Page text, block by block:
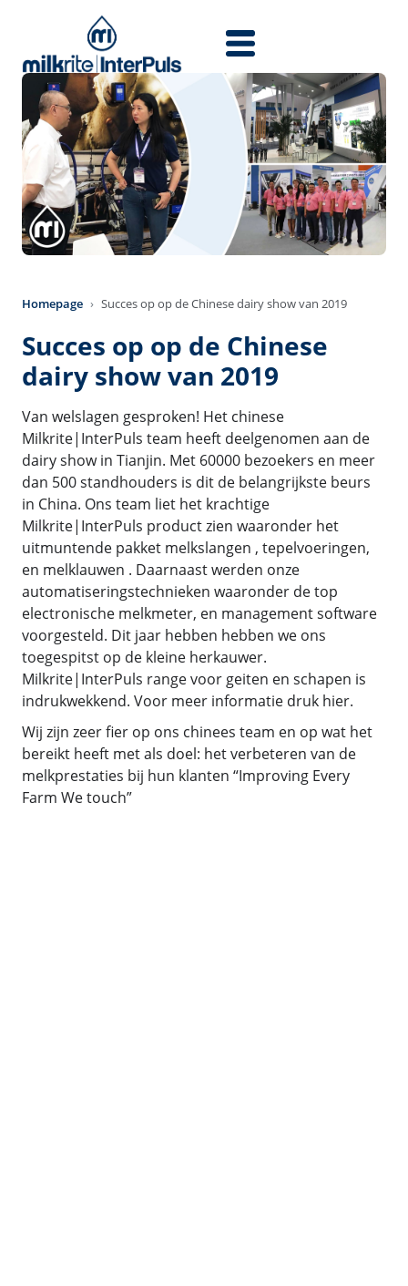
Homepage Succes op op de Chinese dairy show van 2019
Succes op op de Chinese
dairy show van 2019
Van welslagen gesproken! Het chinese
Milkrite|InterPuls team heeft deelgenomen aan de
dairy show in Tianjin. Met 60000 bezoekers en meer
dan 500 standhouders is dit de belangrijkste beurs
in China. Ons team liet het krachtige
Milkrite|InterPuls product zien waaronder het
uitmuntende pakket melkslangen , tepelvoeringen,
en melklauwen . Daarnaast werden onze
automatiseringstechnieken waaronder de top
electronische melkmeter, en management software
voorgesteld. Dit jaar hebben hebben we ons
toegespitst op de kleine herkauwer.
Milkrite|InterPuls range voor geiten en schapen is
indrukwekkend. Voor meer informatie druk hier.
Wij zijn zeer fier op ons chinees team en op wat het
bereikt heeft met als doel: het verbeteren van de
melkprestaties bij hun klanten “Improving Every
Farm We touch”